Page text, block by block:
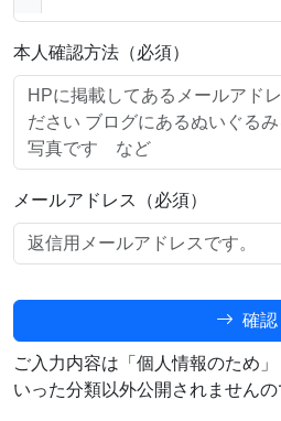
本人確認方法（必須）
メールアドレス（必須）
確認
ご入力内容は「個人情報のため
いった分類以外公開されませんの